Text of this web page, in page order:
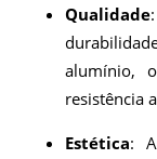
Qualidade
alumínio,
resistência
Estética: